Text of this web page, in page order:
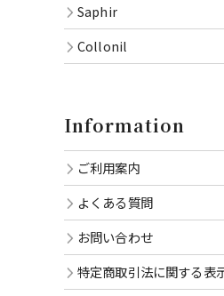
Saphir
Collonil
Information
ご利用案内
よくある質問
お問い合わせ
特定商取引法に関する表